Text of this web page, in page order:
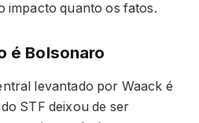
impacto quanto os fatos.
é Bolsonaro
levantado por Waack é
STF deixou de ser